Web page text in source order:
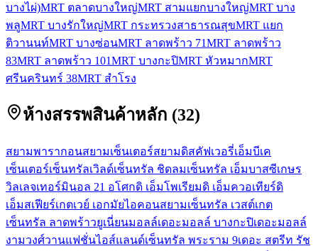
บางไผ่)MRT ตลาดบางใหญ่MRT สามแยกบางใหญ่MRT บาง
พลูMRT บางรักใหญ่MRT กระทรวงสาธารณสุขMRT แยก
ติวานนท์MRT บางซ่อนMRT ลาดพร้าว 71MRT ลาดพร้าว
83MRT ลาดพร้าว 101MRT บางกะปิMRT หัวหมากMRT
ศรีนครินทร์ 38MRT สำโรง
ห้างสรรพสินค้าหลัก (32)
สยามพารากอนสยามเซ็นเตอร์สยามดิสคัฟเวอรี่เอ็มบีเค
เซ็นเตอร์เซ็นทรัลเวิลด์เซ็นทรัล ชิดลมเซ็นทรัล เอ็มบาสซีเกษร
วิลเลจเทอร์มินอล 21 อโศกดิ เอ็มโพเรียมดิ เอ็มควอเทียร์ดิ
เอ็มสเฟียร์เกตเวย์ เอกมัยไอคอนสยามเซ็นทรัล เวสต์เกต
เซ็นทรัล ลาดพร้าวยูเนี่ยนมอลล์เดอะมอลล์ บางกะปิเดอะมอลล์
งามวงศ์วานแฟชั่นไอส์แลนด์เซ็นทรัล พระราม 9เดอะ สตรีท รัช